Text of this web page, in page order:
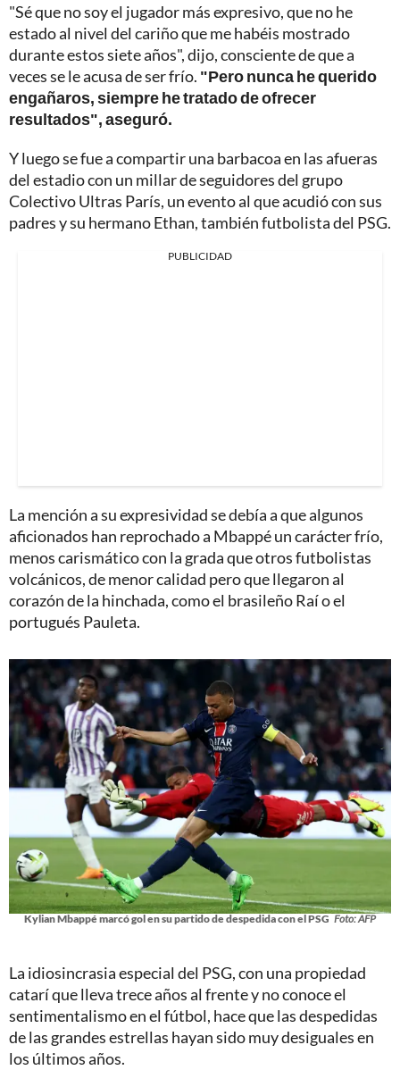
"Sé que no soy el jugador más expresivo, que no he
estado al nivel del cariño que me habéis mostrado
durante estos siete años", dijo, consciente de que a
veces se le acusa de ser frío. "Pero nunca he querido
engañaros, siempre he tratado de ofrecer
resultados", aseguró.
Y luego se fue a compartir una barbacoa en las afueras
del estadio con un millar de seguidores del grupo
Colectivo Ultras París, un evento al que acudió con sus
padres y su hermano Ethan, también futbolista del PSG.
PUBLICIDAD
La mención a su expresividad se debía a que algunos
aficionados han reprochado a Mbappé un carácter frío,
menos carismático con la grada que otros futbolistas
volcánicos, de menor calidad pero que llegaron al
corazón de la hinchada, como el brasileño Raí o el
portugués Pauleta.
Kylian Mbappé marcó gol en su partido de despedida con el PSG Foto: AFP
La idiosincrasia especial del PSG, con una propiedad
catarí que lleva trece años al frente y no conoce el
sentimentalismo en el fútbol, hace que las despedidas
de las grandes estrellas hayan sido muy desiguales en
los últimos años.